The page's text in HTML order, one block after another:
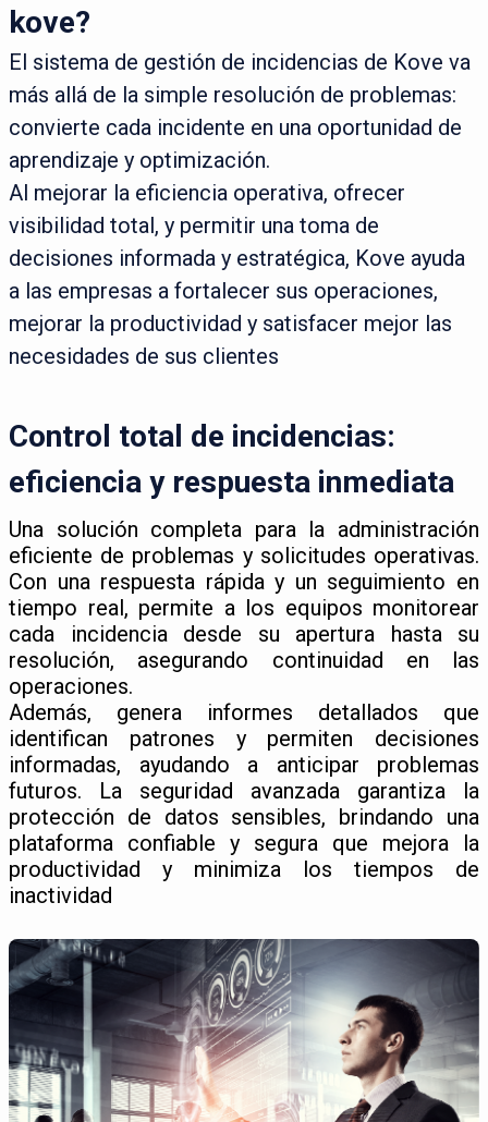
kove?
El sistema de gestión de incidencias de Kove va
más allá de la simple resolución de problemas:
convierte cada incidente en una oportunidad de
aprendizaje y optimización.
Al mejorar la eficiencia operativa, ofrecer
visibilidad total, y permitir una toma de
decisiones informada y estratégica, Kove ayuda
a las empresas a fortalecer sus operaciones,
mejorar la productividad y satisfacer mejor las
necesidades de sus clientes
Control total de incidencias:
eficiencia y respuesta inmediata
Una solución completa para la administración
eficiente de problemas y solicitudes operativas.
Con una respuesta rápida y un seguimiento en
tiempo real, permite a los equipos monitorear
cada incidencia desde su apertura hasta su
resolución, asegurando continuidad en las
operaciones.
Además, genera informes detallados que
identifican patrones y permiten decisiones
informadas, ayudando a anticipar problemas
futuros. La seguridad avanzada garantiza la
protección de datos sensibles, brindando una
plataforma confiable y segura que mejora la
productividad y minimiza los tiempos de
inactividad